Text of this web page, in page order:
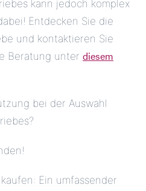
kann jedoch komplex
Entdecken Sie die
und kontaktieren Sie
Beratung unter diesem
bei der Auswahl
Ein umfassender